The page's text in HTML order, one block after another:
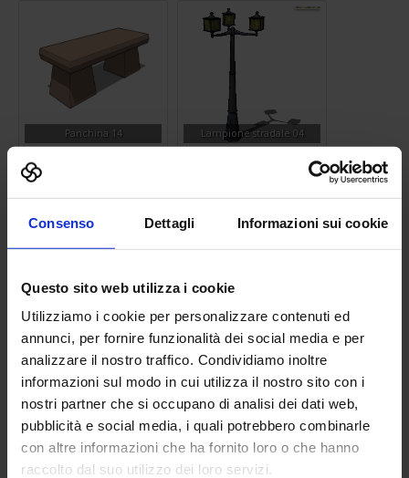
Consenso Dettagli Informazioni sui cookie
Questo sito web utilizza i cookie
Utilizziamo i cookie per personalizzare contenuti ed
annunci, per fornire funzionalità dei social media e per
analizzare il nostro traffico. Condividiamo inoltre
informazioni sul modo in cui utilizza il nostro sito con i
nostri partner che si occupano di analisi dei dati web,
pubblicità e social media, i quali potrebbero combinarle
con altre informazioni che ha fornito loro o che hanno
raccolto dal suo utilizzo dei loro servizi.
Panchina 14 Lampione stradale 04
Auto Mercedes Simbolo Nord 08
Cucina 22